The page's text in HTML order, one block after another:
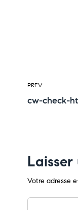
PREV
cw-check-
Votre adresse